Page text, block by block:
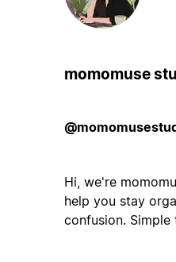
momomuse
Hi, we're
help you stay
confusion.